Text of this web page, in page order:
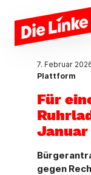
Zum Hauptinhalt
7. Februar
Plattform
Für
Januar
gegen